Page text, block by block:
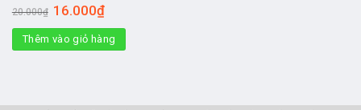
20.000₫ Giá
gốc
là:
20.000₫.
16.000₫Giá
tại
là:
16.000₫.
Thêm vào giỏ hàng